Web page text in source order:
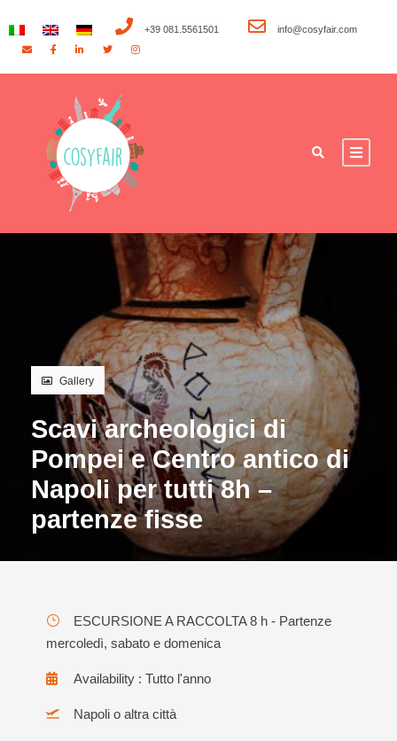
+39 081.5561501 info@cosyfair.com
Gallery
Scavi archeologici di
Pompei e Centro antico di
Napoli per tutti 8h –
partenze fisse
ESCURSIONE A RACCOLTA 8 h - Partenze
mercoledì, sabato e domenica
Availability : Tutto l'anno
Napoli o altra città